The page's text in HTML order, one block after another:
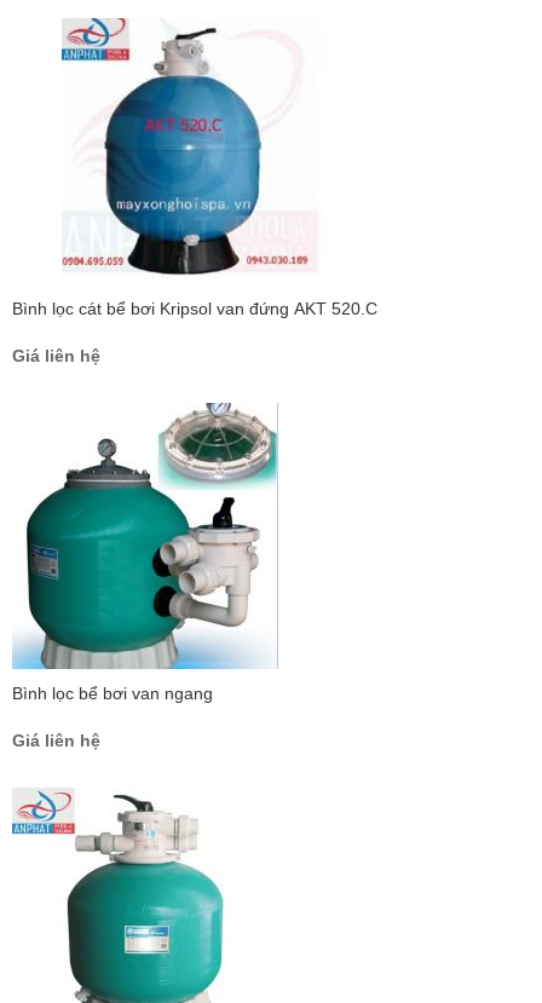
Bình lọc cát bể bơi Kripsol van đứng AKT 520.C
Giá liên hệ
Bình lọc bể bơi van ngang
Giá liên hệ